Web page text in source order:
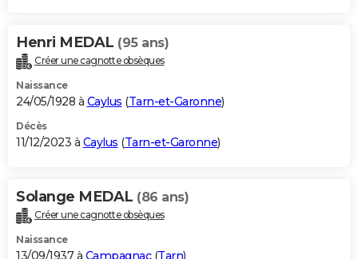
Henri MEDAL (95 ans)
Créer une cagnotte obsèques
Naissance
24/05/1928 à Caylus (Tarn-et-Garonne)
Décès
11/12/2023 à Caylus (Tarn-et-Garonne)
Solange MEDAL (86 ans)
Créer une cagnotte obsèques
Naissance
13/09/1937 à Campagnac(Tarn)